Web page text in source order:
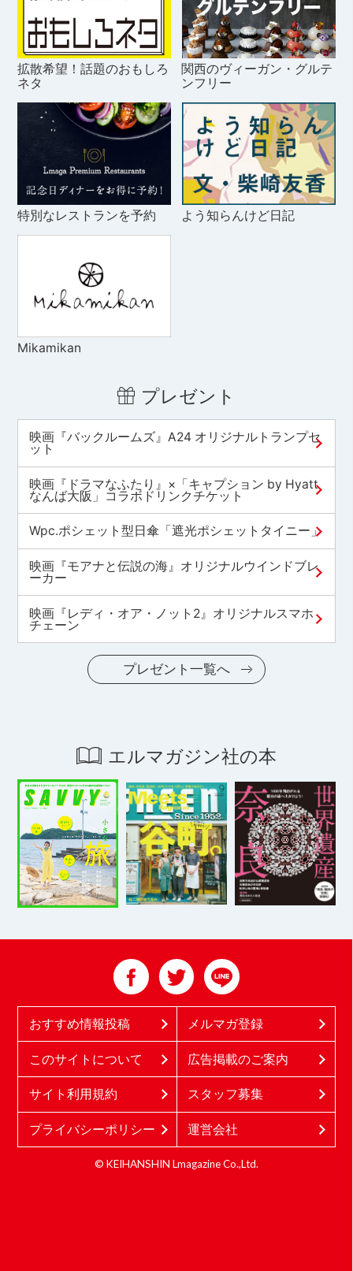
拡散希望！話題のおもしろ
ネタ
関西のヴィーガン・グルテ
ンフリー
特別なレストランを予約 よう知らんけど日記
Mikamikan
プレゼント
映画『バックルームズ』A24 オリジナルトランプセ
ット
映画『ドラマなふたり』×「キャプション by Hyatt
なんば大阪」コラボドリンクチケット
Wpc.ポシェット型日傘「遮光ポシェットタイニー」
映画『モアナと伝説の海』オリジナルウインドブレ
ーカー
映画『レディ・オア・ノット2』オリジナルスマホ
チェーン
プレゼント一覧へ
エルマガジン社の本
おすすめ情報投稿 メルマガ登録
このサイトについて 広告掲載のご案内
サイト利用規約 スタッフ募集
プライバシーポリシー 運営会社
© KEIHANSHIN Lmagazine Co.,Ltd.